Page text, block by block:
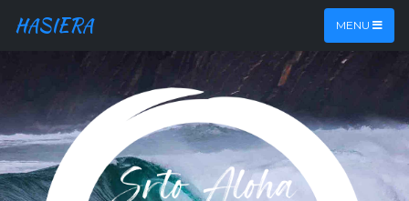
HASIERA MENU